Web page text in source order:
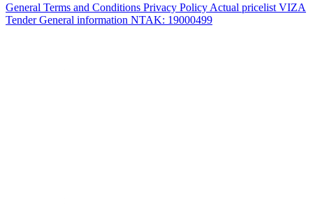
General Terms and Conditions Privacy Policy Actual pricelist VIZA
TenderGeneral information NTAK: 19000499